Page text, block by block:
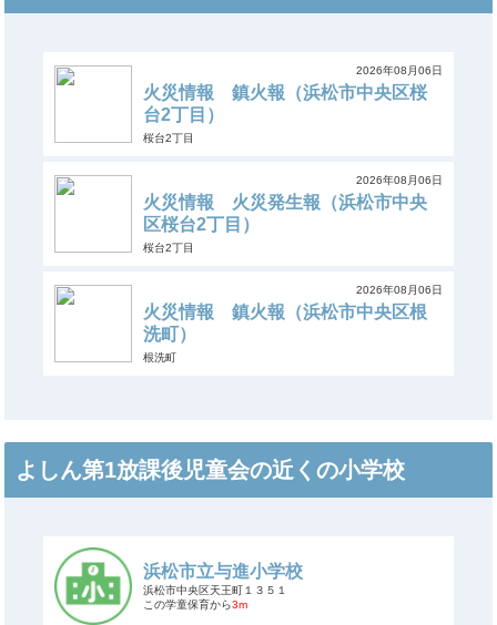
2026年08月06日
火災情報 鎮火報（浜松市中央区桜
台2丁目）
桜台2丁目
2026年08月06日
火災情報 火災発生報（浜松市中央
区桜台2丁目）
桜台2丁目
2026年08月06日
火災情報 鎮火報（浜松市中央区根
洗町）
根洗町
よしん第1放課後児童会の近くの小学校
浜松市立与進小学校
浜松市中央区天王町１３５１
この学童保育から3m